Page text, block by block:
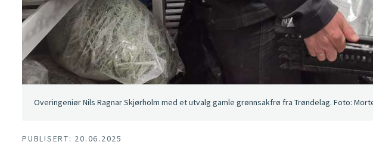
Overingeniør Nils Ragnar Skjørholm med et utvalg gamle grønnsakfrø fra Trøndelag. Foto:
PUBLISERT: 20.06.2025